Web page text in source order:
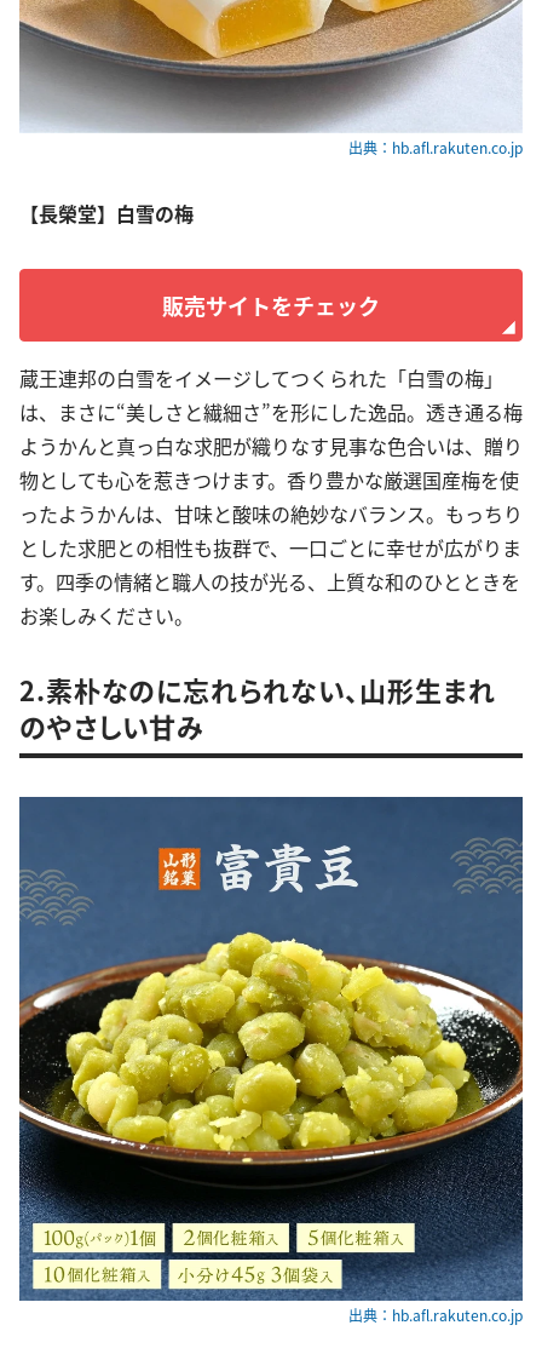
出典：hb.afl.rakuten.co.jp
【長榮堂】白雪の梅
販売サイトをチェック
蔵王連邦の白雪をイメージしてつくられた「白雪の梅」
は、まさに“美しさと繊細さ”を形にした逸品。透き通る梅
ようかんと真っ白な求肥が織りなす見事な色合いは、贈り
物としても心を惹きつけます。香り豊かな厳選国産梅を使
ったようかんは、甘味と酸味の絶妙なバランス。もっちり
とした求肥との相性も抜群で、一口ごとに幸せが広がりま
す。四季の情緒と職人の技が光る、上質な和のひとときを
お楽しみください。
2.素朴なのに忘れられない、山形生まれ
のやさしい甘み
出典：hb.afl.rakuten.co.jp